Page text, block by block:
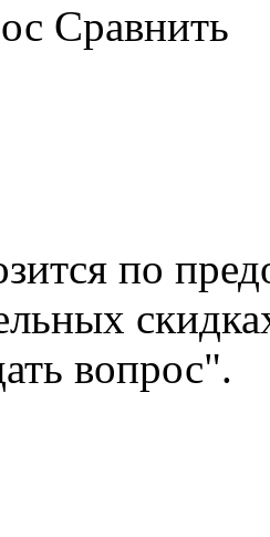
Сравнить
по
вопрос".